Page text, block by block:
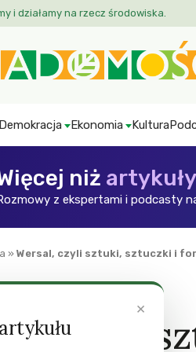
i działamy na rzecz środowiska.
Demokracja Ekonomia Kultura
niż artykuły
z ekspertami i podcasty
» Wersal, czyli sztuki, sztuczki i
sztuki,
×